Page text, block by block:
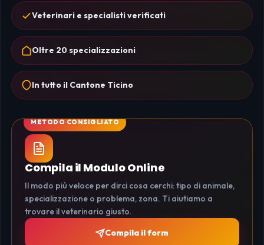
Veterinari e specialisti verificati
Oltre 20 specializzazioni
In tutto il Cantone Ticino
Compila il Modulo Online
Il modo più veloce per dirci cosa cerchi: tipo di animale,
specializzazione o problema, zona. Ti aiutiamo a
trovare il veterinario giusto.
Compila il form